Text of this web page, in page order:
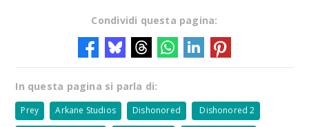
Condividi questa pagina:
In questa pagina si parla di:
Prey Arkane Studios Dishonored Dishonored 2